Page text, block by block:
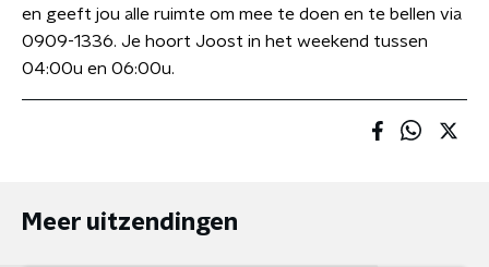
en geeft jou alle ruimte om mee te doen en te bellen via
0909-1336. Je hoort Joost in het weekend tussen
04:00u en 06:00u.
Meer uitzendingen